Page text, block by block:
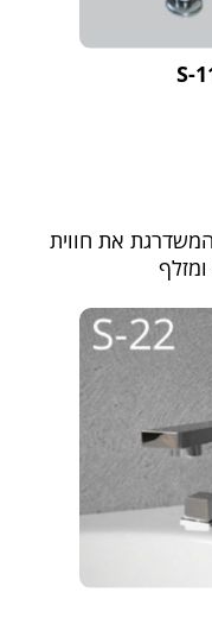
המשדרגת את חווית